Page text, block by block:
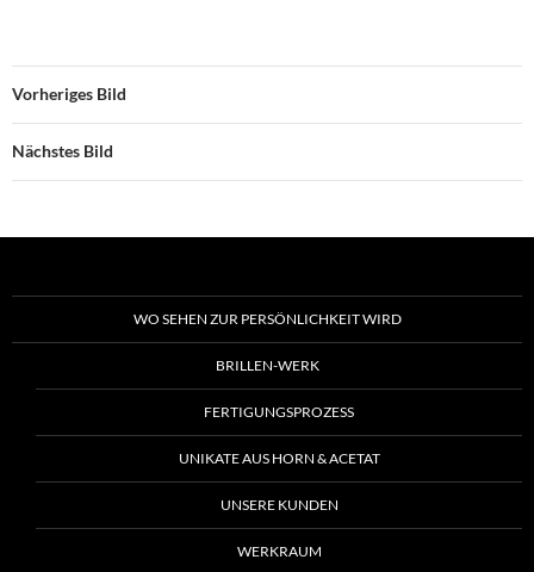
Vorheriges Bild
Nächstes Bild
WO SEHEN ZUR PERSÖNLICHKEIT WIRD
BRILLEN-WERK
FERTIGUNGSPROZESS
UNIKATE AUS HORN & ACETAT
UNSERE KUNDEN
WERKRAUM